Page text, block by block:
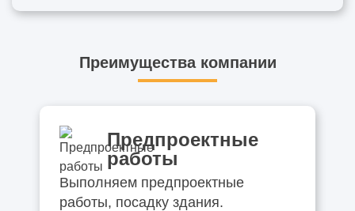
Преимущества компании
Предпроектные
работы
Выполняем предпроектные
работы, посадку здания.